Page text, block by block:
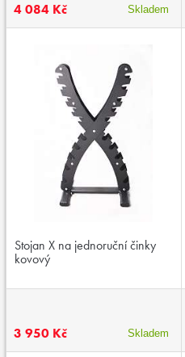
4 084 Kč Skladem
Stojan X na jednoruční činky
kovový
3 950 Kč Skladem